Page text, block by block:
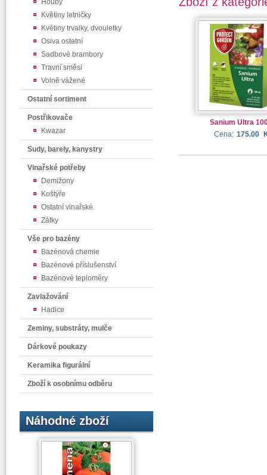
Houby
Květiny letničky
Květiny trvalky, dvouletky
Osiva ostatní
Sadbové brambory
Travní směsi
Volně vážené
Ostatní sortiment
Postřikovače
Kwazar
Sudy, barely, kanystry
Vinařské potřeby
Demižony
Koštýře
Ostatní vinařské
Zátky
Vše pro bazény
Bazénová chemie
Bazénové příslušenství
Bazénové teploměry
Zavlažování
Hadice
Zeminy, substráty, mulče
Dárkové poukazy
Keramika figurální
Zboží k osobnímu odběru
Náhodné zboží
Sanium Ultra
Cena: 175.00